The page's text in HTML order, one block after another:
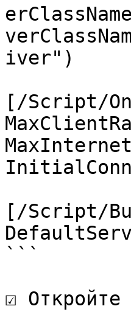
iver")
[/Script/
[/Script/
```
☑️